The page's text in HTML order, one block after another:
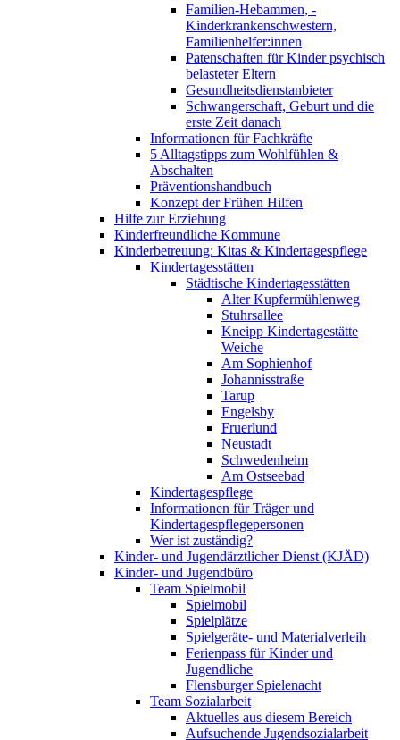
Familien-Hebammen, -
Kinderkrankenschwestern,
Familienhelfer:innen
Patenschaften für Kinder psychisch
belasteter Eltern
Gesundheitsdienstanbieter
Schwangerschaft, Geburt und die
erste Zeit danach
Informationen für Fachkräfte
5 Alltagstipps zum Wohlfühlen &
Abschalten
Präventionshandbuch
Konzept der Frühen Hilfen
Hilfe zur Erziehung
Kinderfreundliche Kommune
Kinderbetreuung: Kitas & Kindertagespflege
Kindertagesstätten
Städtische Kindertagesstätten
Alter Kupfermühlenweg
Stuhrsallee
Kneipp Kindertagestätte
Weiche
Am Sophienhof
Johannisstraße
Tarup
Engelsby
Fruerlund
Neustadt
Schwedenheim
Am Ostseebad
Kindertagespflege
Informationen für Träger und
Kindertagespflegepersonen
Wer ist zuständig?
Kinder- und Jugendärztlicher Dienst (KJÄD)
Kinder- und Jugendbüro
Team Spielmobil
Spielmobil
Spielplätze
Spielgeräte- und Materialverleih
Ferienpass für Kinder und
Jugendliche
Flensburger Spielenacht
Team Sozialarbeit
Aktuelles aus diesem Bereich
Aufsuchende Jugendsozialarbeit